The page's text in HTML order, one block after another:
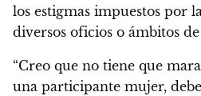
los estigmas impuestos por
diversos oficios o ámbitos
“Creo que no tiene que
una participante mujer,